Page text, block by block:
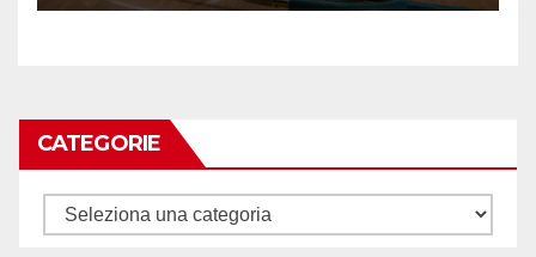
CATEGORIE
Categorie